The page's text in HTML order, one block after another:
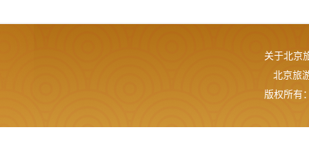
关于北京
北京旅
版权所有